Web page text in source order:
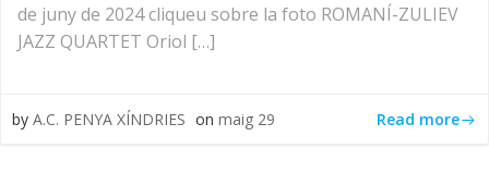
de juny de 2024 cliqueu sobre la foto ROMANÍ-ZULIEV
JAZZ QUARTET Oriol […]
by A.C. PENYA XÍNDRIES on maig 29 Read more